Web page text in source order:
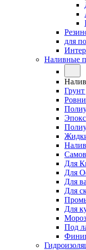
для
Наливные
Грунт
Для
Для
Для
Для
Для
Под